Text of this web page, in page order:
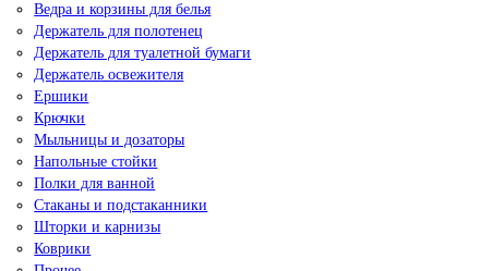
Ведра и корзины для белья
Держатель для полотенец
Держатель для туалетной бумаги
Держатель освежителя
Ершики
Крючки
Мыльницы и дозаторы
Напольные стойки
Полки для ванной
Стаканы и подстаканники
Шторки и карнизы
Коврики